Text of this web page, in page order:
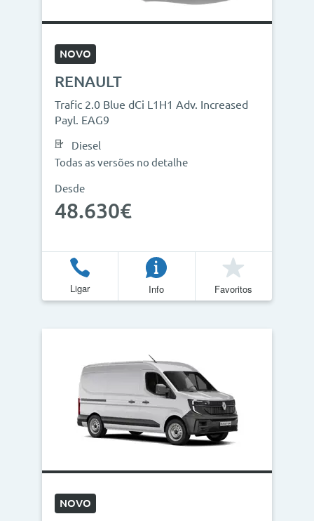
NOVO
RENAULT
Trafic 2.0 Blue dCi L1H1 Adv. Increased
Payl. EAG9
Diesel
Todas as versões no detalhe
Desde
48.630€
Ligar Info Favoritos
NOVO